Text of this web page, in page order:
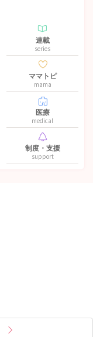
連載
series
ママトピ
mama
医療
medical
制度・支援
support